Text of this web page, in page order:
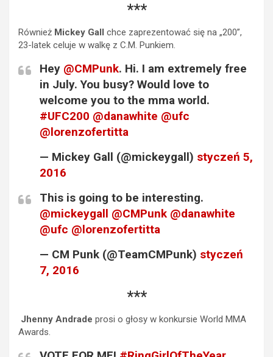
***
Również Mickey Gall chce zaprezentować się na „200”,
23-latek celuje w walkę z C.M. Punkiem.
Hey @CMPunk. Hi. I am extremely free
in July. You busy? Would love to
welcome you to the mma world.
#UFC200 @danawhite @ufc
@lorenzofertitta
— Mickey Gall (@mickeygall) styczeń 5,
2016
This is going to be interesting.
@mickeygall @CMPunk @danawhite
@ufc @lorenzofertitta
— CM Punk (@TeamCMPunk) styczeń
7, 2016
***
Jhenny Andrade prosi o głosy w konkursie World MMA
Awards.